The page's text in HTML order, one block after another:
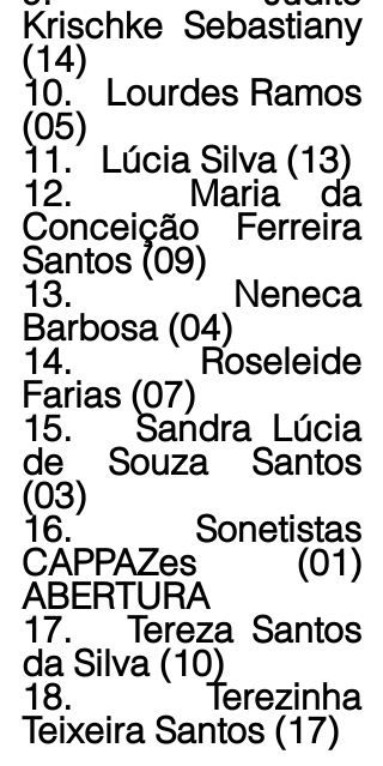
Krischke Sebastiany
(14)
10.   Lourdes Ramos
(05)
11.   Lúcia Silva (13)
12.   Maria da
Conceição Ferreira
Santos (09)
13.   Neneca
Barbosa (04)
14.   Roseleide
Farias (07)
15.   Sandra Lúcia
de Souza Santos
(03)
16.   Sonetistas
CAPPAZes (01)
ABERTURA
17.   Tereza Santos
da Silva (10)
18.   Terezinha
Teixeira Santos (17)